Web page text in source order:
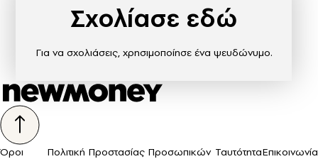
Σχολίασε εδώ
Για να σχολιάσεις, χρησιμοποίησε ένα ψευδώνυμο.
Όροι
Πολιτική Προστασίας Προσωπικών ΤαυτότηταΕπικοινωνία